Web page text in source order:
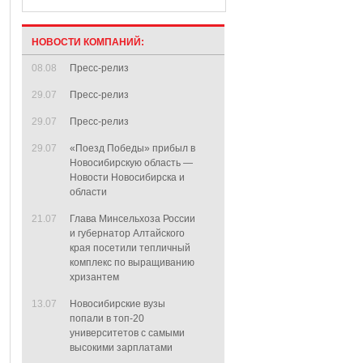
НОВОСТИ КОМПАНИЙ:
08.08 Пресс-релиз
29.07 Пресс-релиз
29.07 Пресс-релиз
29.07
«Поезд Победы» прибыл в
Новосибирскую область —
Новости Новосибирска и
области
21.07
Глава Минсельхоза России
и губернатор Алтайского
края посетили тепличный
комплекс по выращиванию
хризантем
13.07
Новосибирские вузы
попали в топ-20
университетов с самыми
высокими зарплатами